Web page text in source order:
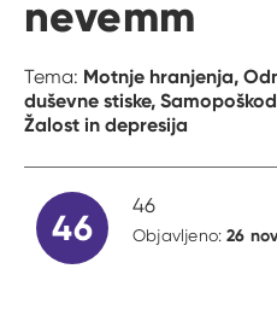
nevemm
Tema: Motnje hranjenja,
duševne stiske,
Žalost in depresija
46
46
Objavljeno:26